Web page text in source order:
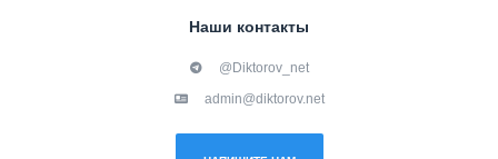
Наши контакты
@Diktorov_net
admin@diktorov.net